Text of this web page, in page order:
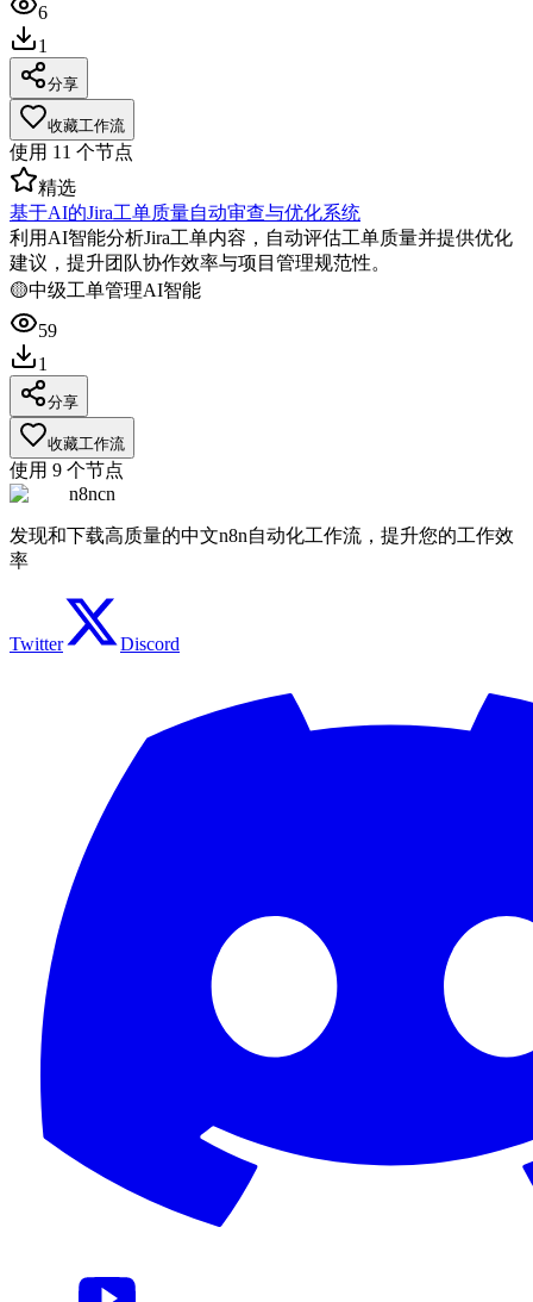
6
1
分享
收藏工作流
使用 11 个节点
精选
基于AI的Jira工单质量自动审查与优化系统
利用AI智能分析Jira工单内容，自动评估工单质量并提供优化
建议，提升团队协作效率与项目管理规范性。
🟡中级工单管理AI智能
59
1
分享
收藏工作流
使用 9 个节点
n8ncn
发现和下载高质量的中文n8n自动化工作流，提升您的工作效
率
Twitter Discord